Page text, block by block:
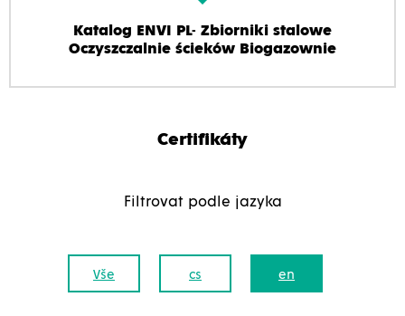
Katalog ENVI PL- Zbiorniki stalowe
Oczyszczalnie ścieków Biogazownie
Certifikáty
Filtrovat podle jazyka
Vše cs en